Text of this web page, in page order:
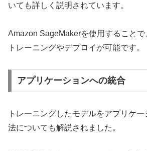
いても詳しく説明されています。
Amazon SageMakerを使用すること
トレーニングやデプロイが可能です。
アプリケーションへの統合
トレーニングしたモデルをアプリケ
法についても解説されました。